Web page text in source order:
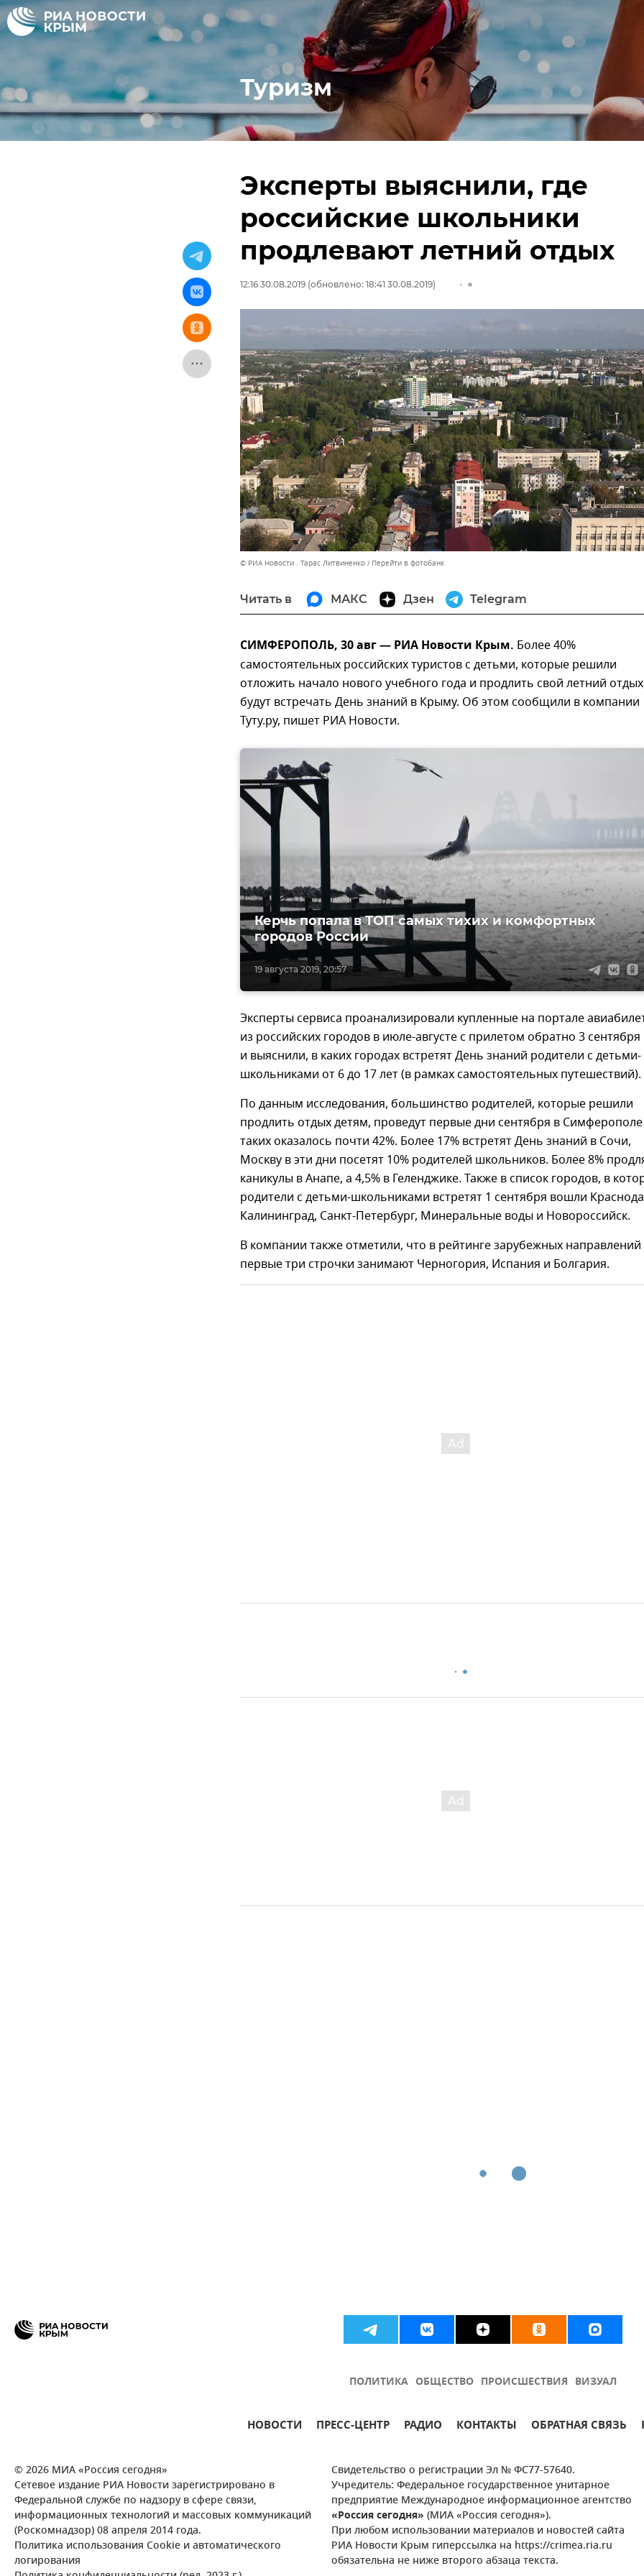
Туризм
Эксперты выяснили, где
российские школьники
продлевают летний отдых
12:16 30.08.2019 (обновлено: 18:41 30.08.2019)
© РИА Новости . Тарас Литвиненко Перейти в фотобанк
Читать в МАКС Дзен Telegram
СИМФЕРОПОЛЬ, 30 авг — РИА Новости Крым. Более 40%
самостоятельных российских туристов с детьми, которые решили
отложить начало нового учебного года и продлить свой летний
будут встречать День знаний в Крыму. Об этом сообщили в компании
Туту.ру, пишет РИА Новости.
19 августа 2019, 20:57
Керчь попала в ТОП самых тихих и комфортных
городов России
Эксперты сервиса проанализировали купленные на портале
из российских городов в июле-августе с прилетом обратно 3 сентября
и выяснили, в каких городах встретят День знаний родители с детьми-
школьниками от 6 до 17 лет (в рамках самостоятельных путешествий).
По данным исследования, большинство родителей, которые решили
продлить отдых детям, проведут первые дни сентября в
таких оказалось почти 42%. Более 17% встретят День знаний в Сочи,
Москву в эти дни посетят 10% родителей школьников. Более 8%
каникулы в Анапе, а 4,5% в Геленджике. Также в список городов, в
родители с детьми-школьниками встретят 1 сентября вошли
Калининград, Санкт-Петербург, Минеральные воды и Новороссийск.
В компании также отметили, что в рейтинге зарубежных направлений
первые три строчки занимают Черногория, Испания и Болгария.
ПОЛИТИКА ОБЩЕСТВО ПРОИСШЕСТВИЯ ВИЗУАЛ
НОВОСТИ ПРЕСС-ЦЕНТР РАДИО КОНТАКТЫ ОБРАТНАЯ СВЯЗЬ
© 2026 МИА «Россия сегодня»
Сетевое издание РИА Новости зарегистрировано в
Федеральной службе по надзору в сфере связи,
информационных технологий и массовых коммуникаций
(Роскомнадзор) 08 апреля 2014 года.
Политика использования Cookie и автоматического
логирования
Свидетельство о регистрации Эл № ФС77-57640.
Учредитель: Федеральное государственное унитарное
предприятие Международное информационное агентство
«Россия сегодня» (МИА «Россия сегодня»).
При любом использовании материалов и новостей сайта
РИА Новости Крым гиперссылка на https://crimea.ria.ru
обязательна не ниже второго абзаца текста.